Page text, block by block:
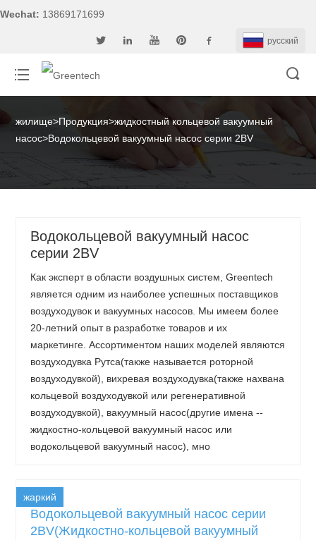
Wechat: 13869171699
pусский
жилище>Продукция>жидкостный кольцевой вакуумный
насос>Водокольцевой вакуумный насос серии 2BV
Водокольцевой вакуумный насос
серии 2BV
Как эксперт в области воздушных систем, Greentech
является одним из наиболее успешных поставщиков
воздуходувок и вакуумных насосов. Мы имеем более
20-летний опыт в разработке товаров и их
маркетинге. Ассортиментом наших моделей являются
воздуходувка Рутса(также называется роторной
воздуходувкой), вихревая воздуходувка(также нахвана
кольцевой воздуходувкой или регенеративной
воздуходувкой), вакуумный насос(другие имена --
жидкостно-кольцевой вакуумный насос или
водокольцевой вакуумный насос), мно
жаркий
Водокольцевой вакуумный насос серии
2BV(Жидкостно-кольцевой вакуумный